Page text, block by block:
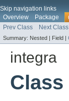
Skip navigation links
Overview
Package
Prev Class
Next Class
Summary: Nested | Field |
integra